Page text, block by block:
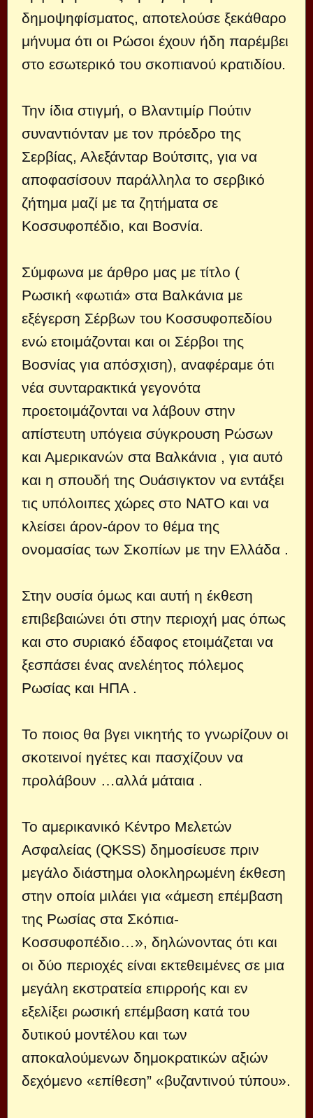
δημοψηφίσματος, αποτελούσε ξεκάθαρο
μήνυμα ότι οι Ρώσοι έχουν ήδη παρέμβει
στο εσωτερικό του σκοπιανού κρατιδίου.
Την ίδια στιγμή, ο Βλαντιμίρ Πούτιν
συναντιόνταν με τον πρόεδρο της
Σερβίας, Αλεξάνταρ Βούτσιτς, για να
αποφασίσουν παράλληλα το σερβικό
ζήτημα μαζί με τα ζητήματα σε
Κοσσυφοπέδιο, και Βοσνία.
Σύμφωνα με άρθρο μας με τίτλο (
Ρωσική «φωτιά» στα Βαλκάνια με
εξέγερση Σέρβων του Κοσσυφοπεδίου
ενώ ετοιμάζονται και οι Σέρβοι της
Βοσνίας για απόσχιση), αναφέραμε ότι
νέα συνταρακτικά γεγονότα
προετοιμάζονται να λάβουν στην
απίστευτη υπόγεια σύγκρουση Ρώσων
και Αμερικανών στα Βαλκάνια , για αυτό
και η σπουδή της Ουάσιγκτον να εντάξει
τις υπόλοιπες χώρες στο ΝΑΤΟ και να
κλείσει άρον-άρον το θέμα της
ονομασίας των Σκοπίων με την Ελλάδα .
Στην ουσία όμως και αυτή η έκθεση
επιβεβαιώνει ότι στην περιοχή μας όπως
και στο συριακό έδαφος ετοιμάζεται να
ξεσπάσει ένας ανελέητος πόλεμος
Ρωσίας και ΗΠΑ .
Το ποιος θα βγει νικητής το γνωρίζουν οι
σκοτεινοί ηγέτες και πασχίζουν να
προλάβουν …αλλά μάταια .
Το αμερικανικό Κέντρο Μελετών
Ασφαλείας (QKSS) δημοσίευσε πριν
μεγάλο διάστημα ολοκληρωμένη έκθεση
στην οποία μιλάει για «άμεση επέμβαση
της Ρωσίας στα Σκόπια-
Κοσσυφοπέδιο…», δηλώνοντας ότι και
οι δύο περιοχές είναι εκτεθειμένες σε μια
μεγάλη εκστρατεία επιρροής και εν
εξελίξει ρωσική επέμβαση κατά του
δυτικού μοντέλου και των
αποκαλούμενων δημοκρατικών αξιών
δεχόμενο «επίθεση” «βυζαντινού τύπου».